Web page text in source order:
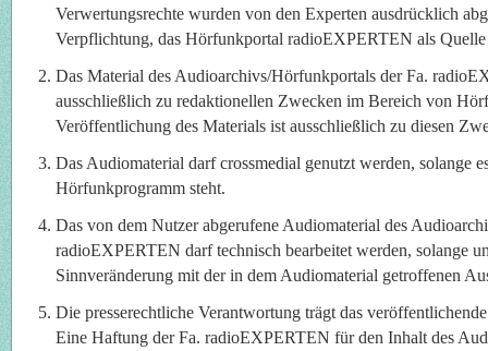
Verwertungsrechte wurden von den Experten ausdrücklich
Verpflichtung, das Hörfunkportal radioEXPERTEN als Quelle
Das Material des Audioarchivs/Hörfunkportals der Fa.
ausschließlich zu redaktionellen Zwecken im Bereich von
Veröffentlichung des Materials ist ausschließlich zu diesen
Das Audiomaterial darf crossmedial genutzt werden, solange
Hörfunkprogramm steht.
Das von dem Nutzer abgerufene Audiomaterial des
radioEXPERTEN darf technisch bearbeitet werden, solange
Sinnveränderung mit der in dem Audiomaterial getroffenen
Die presserechtliche Verantwortung trägt das
Eine Haftung der Fa. radioEXPERTEN für den Inhalt des